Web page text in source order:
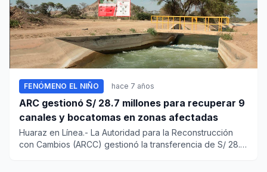
FENÓMENO EL NIÑO hace 7 años
ARC gestionó S/ 28.7 millones para recuperar 9
canales y bocatomas en zonas afectadas
Huaraz en Línea.- La Autoridad para la Reconstrucción
con Cambios (ARCC) gestionó la transferencia de S/ 28.7